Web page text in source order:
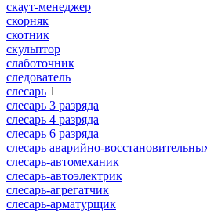
скаут-менеджер
скорняк
скотник
скульптор
слаботочник
следователь
слесарь 1
слесарь 3 разряда
слесарь 4 разряда
слесарь 6 разряда
слесарь аварийно-
слесарь-автомеханик
слесарь-автоэлектрик
слесарь-агрегатчик
слесарь-арматурщик